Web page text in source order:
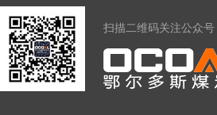
扫描二维码关注公众号